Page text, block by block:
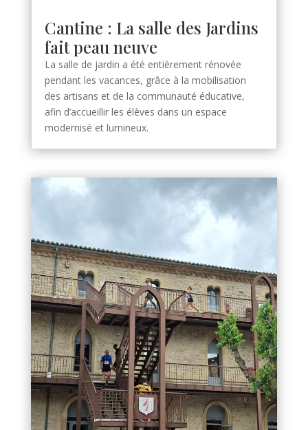
Cantine : La salle des Jardins
fait peau neuve
La salle de jardin a été entièrement rénovée
pendant les vacances, grâce à la mobilisation
des artisans et de la communauté éducative,
afin d’accueillir les élèves dans un espace
modernisé et lumineux.